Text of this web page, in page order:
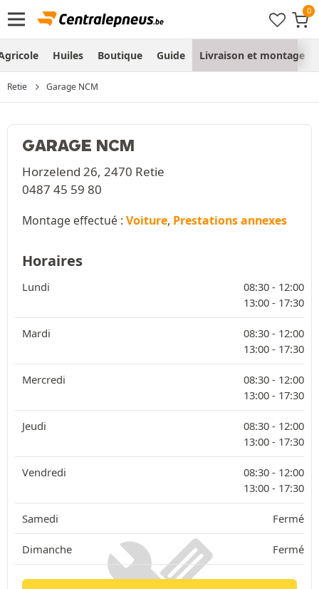
Huiles Boutique Guide Livraison et montage
Retie Garage NCM
GARAGE NCM
Horzelend 26, 2470 Retie
0487 45 59 80
Montage effectué : Voiture, Prestations annexes
Horaires
Lundi 08:30 - 12:00
13:00 - 17:30
Mardi 08:30 - 12:00
13:00 - 17:30
Mercredi 08:30 - 12:00
13:00 - 17:30
Jeudi 08:30 - 12:00
13:00 - 17:30
Vendredi 08:30 - 12:00
13:00 - 17:30
Samedi Fermé
Dimanche Fermé